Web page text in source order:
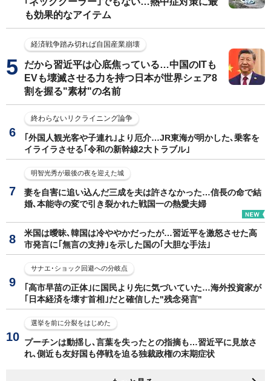
も効果的なアイテム
経済戦争踏み切れば自国産業崩壊
だから習近平は心底焦っている…中国のITも
EVも壊滅させる力を持つ日本が世界シェア8
割を握る"素材"の名前
終わらないリクライニング論争
｢外国人観光客や子連れ｣より厄介…JR東海が明かした､乗客を
イライラさせる｢令和の新幹線2大トラブル｣
明智光秀が最後の夜を迎えた城
妻を自害に追い込んだ三成を夫は許さなかった…信長の命で結
婚､本能寺の変で引き裂かれた戦国一の熱愛夫婦
米国は曖昧､韓国は冷ややかだったが…習近平を激怒させた高
市発言に｢無言の支持｣を示した国の｢大胆な手法｣
サナエ･ショック回避への分岐点
｢高市早苗の正体｣に国民より先に気づいていた…海外投資家が
｢日本経済を壊す首相｣だと確信した"残念発言"
選挙を前に分裂をはじめた
プーチンは動揺し､言葉を失ったとの指摘も…習近平に見放さ
れ､側近も友好国も停戦を迫る独裁政権の末期症状